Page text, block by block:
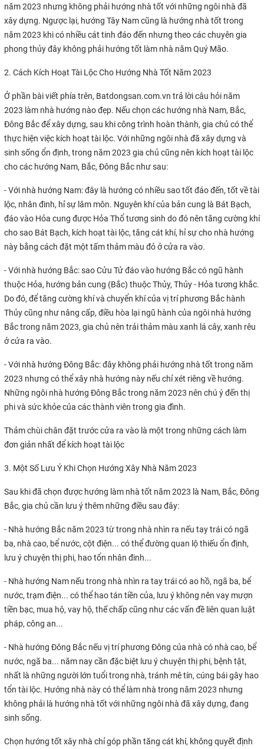
năm 2023 nhưng không phải hướng nhà tốt với những ngôi nhà đã
xây dựng. Ngược lại, hướng Tây Nam cũng là hướng nhà tốt trong
năm 2023 khi có nhiều cát tinh đáo đến nhưng theo các chuyên gia
phong thủy đây không phải hướng tốt làm nhà năm Quý Mão.
2. Cách Kích Hoạt Tài Lộc Cho Hướng Nhà Tốt Năm 2023
Ở phần bài viết phía trên, Batdongsan.com.vn trả lời câu hỏi năm
2023 làm nhà hướng nào đẹp. Nếu chọn các hướng nhà Nam, Bắc,
Đông Bắc để xây dựng, sau khi công trình hoàn thành, gia chủ có thể
thực hiện việc kích hoạt tài lộc. Với những ngôi nhà đã xây dựng và
sinh sống ổn định, trong năm 2023 gia chủ cũng nên kích hoạt tài lộc
cho các hướng Nam, Bắc, Đông Bắc như sau:
- Với nhà hướng Nam: đây là hướng có nhiều sao tốt đáo đến, tốt về tài
lộc, nhân đinh, hỉ sự lâm môn. Nguyên khí của bản cung là Bát Bạch,
đáo vào Hỏa cung được Hỏa Thổ tương sinh do đó nên tăng cường khí
cho sao Bát Bạch, kích hoạt tài lộc, tăng cát khí, hỉ sự cho nhà hướng
này bằng cách đặt một tấm thảm màu đỏ ở cửa ra vào.
- Với nhà hướng Bắc: sao Cửu Tử đáo vào hướng Bắc có ngũ hành
thuộc Hỏa, hướng bản cung (Bắc) thuộc Thủy, Thủy - Hỏa tương khắc.
Do đó, để tăng cường khí và chuyển khí của vị trí phương Bắc hành
Thủy cũng như nâng cấp, điều hòa lại ngũ hành của ngôi nhà hướng
Bắc trong năm 2023, gia chủ nên trải thảm màu xanh lá cây, xanh rêu
ở cửa ra vào.
- Với nhà hướng Đông Bắc: đây không phải hướng nhà tốt trong năm
2023 nhưng có thể xây nhà hướng này nếu chỉ xét riêng về hướng.
Những ngôi nhà hướng Đông Bắc trong năm 2023 nên chú ý đến thị
phi và sức khỏe của các thành viên trong gia đình.
Thảm chùi chân đặt trước cửa ra vào là một trong những cách làm
đơn giản nhất để kích hoạt tài lộc
3. Một Số Lưu Ý Khi Chọn Hướng Xây Nhà Năm 2023
Sau khi đã chọn được hướng làm nhà tốt năm 2023 là Nam, Bắc, Đông
Bắc, gia chủ cần lưu ý thêm những điều sau đây:
- Nhà hướng Bắc năm 2023 từ trong nhà nhìn ra nếu tay trái có ngã
ba, nhà cao, bể nước, cột điện... có thể đường quan lộ thiếu ổn định,
lưu ý chuyện thị phi, hao tổn nhân đinh...
- Nhà hướng Nam nếu trong nhà nhìn ra tay trái có ao hồ, ngã ba, bể
nước, trạm điện... có thể hao tán tiền của, lưu ý không nên vay mượn
tiền bạc, mua hộ, vay hộ, thế chấp cũng như các vấn đề liên quan luật
pháp, công an...
- Nhà hướng Đông Bắc nếu vị trí phương Đông của nhà có nhà cao, bể
nước, ngã ba... năm nay cần đặc biệt lưu ý chuyện thị phi, bệnh tật,
nhất là những người lớn tuổi trong nhà, tránh mê tín, cúng bái gây hao
tổn tài lộc. Hướng nhà này có thể làm nhà trong năm 2023 nhưng
không phải là hướng nhà tốt với những ngôi nhà đã xây dựng, đang
sinh sống.
Chọn hướng tốt xây nhà chỉ góp phần tăng cát khí, không quyết định